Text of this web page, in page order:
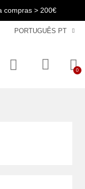
compras > 200€
PORTUGUÊS PT